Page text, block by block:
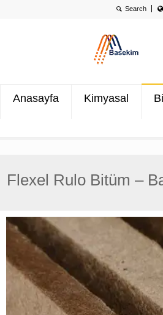
Anasayfa Kimyasal
Flexel Rulo Bitüm –